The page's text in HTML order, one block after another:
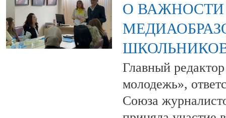
О ВАЖНОСТИ
Главный
молодежь»,
Союза